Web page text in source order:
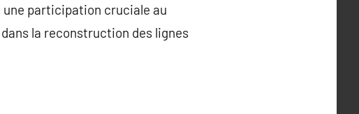
une participation cruciale au
la reconstruction des lignes